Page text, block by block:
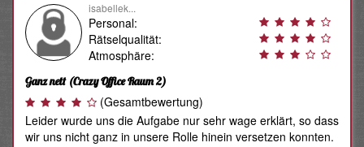
isabellek...
Personal:
Rätselqualität:
Atmosphäre:
Ganz nett(Crazy Office Raum 2)
(Gesamtbewertung)
Leider wurde uns die Aufgabe nur sehr wage erklärt, so dass
wir uns nicht ganz in unsere Rolle hinein versetzen konnten.